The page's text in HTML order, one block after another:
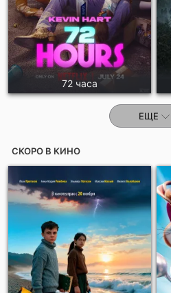
72 часа
ЕЩЕ
СКОРО В КИНО